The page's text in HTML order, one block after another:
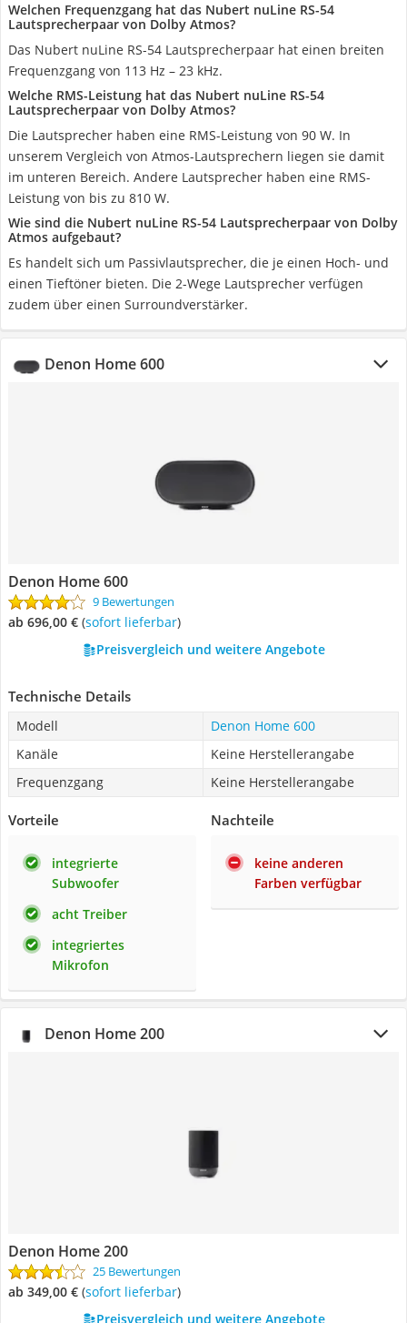
Welchen Frequenzgang hat das Nubert nuLine RS-54
Lautsprecherpaar von Dolby Atmos?
Das Nubert nuLine RS-54 Lautsprecherpaar hat einen breiten
Frequenzgang von 113 Hz – 23 kHz.
Welche RMS-Leistung hat das Nubert nuLine RS-54
Lautsprecherpaar von Dolby Atmos?
Die Lautsprecher haben eine RMS-Leistung von 90 W. In
unserem Vergleich von Atmos-Lautsprechern liegen sie damit
im unteren Bereich. Andere Lautsprecher haben eine RMS-
Leistung von bis zu 810 W.
Wie sind die Nubert nuLine RS-54 Lautsprecherpaar von Dolby
Atmos aufgebaut?
Es handelt sich um Passivlautsprecher, die je einen Hoch- und
einen Tieftöner bieten. Die 2-Wege Lautsprecher verfügen
zudem über einen Surroundverstärker.
Denon Home 600
Denon Home 600
9 Bewertungen
ab 696,00 € ( Sofort lieferbar)
Preisvergleich und weitere Angebote
Technische Details
Modell
Denon Home 600
Kanäle
Keine Herstellerangabe
Frequenzgang
Keine Herstellerangabe
Vorteile
integrierte
Subwoofer
acht Treiber
integriertes
Mikrofon
Nachteile
keine anderen
Farben verfügbar
Denon Home 200
Denon Home 200
25 Bewertungen
ab 349,00 € ( Sofort lieferbar)
Preisvergleich und weitere Angebote